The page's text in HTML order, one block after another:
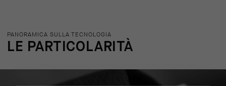
PANORAMICA SULLA TECNOLOGIA
LE PARTICOLARITÀ